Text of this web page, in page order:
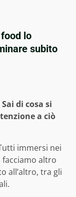
lo
subito
di cosa si
a ciò
immersi nei
altro
all’altro, tra gli